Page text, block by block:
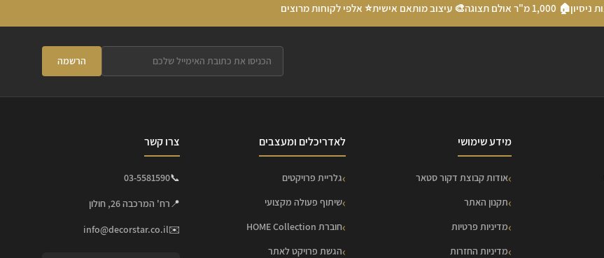
🏠 1,000 מ"ר אולם תצוגה 🎨 עיצוב מותאם אישית⭐ אלפי לקוחות מרוצים
הרשמה
מידע שימושי
אודות קבוצת דקור סטאר
תקנון האתר
מדיניות פרטיות
מדיניות החזרות
לאדריכלים ומעצבים
גלריית פרויקטים
שיתוף פעולה מקצועי
חוברת HOME Collection
הגשת פרויקט לאתר
צרו קשר
📞
03-5581590
📍רח' המרכבה 26, חולון
✉️
info@decorstar.co.il